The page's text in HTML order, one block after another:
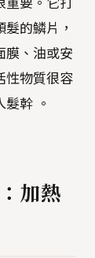
重要。它打
髮的鱗片，
膜、油或安
性物質很容
髮幹 。
加熱